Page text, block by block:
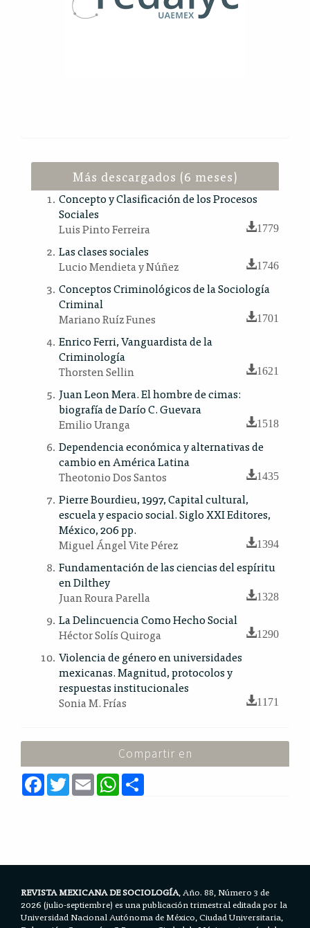
Más descargados (6 meses)
Concepto y Clasificación de los Procesos
Sociales
Luis Pinto Ferreira
1779
Las clases sociales
Lucio Mendieta y Núñez
1746
Conceptos Criminológicos de la Sociología
Criminal
Mariano Ruíz Funes
1701
Enrico Ferri, Vanguardista de la
Criminología
Thorsten Sellin
1621
Juan Leon Mera. El hombre de cimas:
biografía de Darío C. Guevara
Emilio Uranga
1518
Dependencia económica y alternativas de
cambio en América Latina
Theotonio Dos Santos
1435
Pierre Bourdieu, 1997, Capital cultural,
escuela y espacio social. Siglo XXI Editores,
México, 206 pp.
Miguel Ángel Vite Pérez
1394
Fundamentación de las ciencias del espíritu
en Dilthey
Juan Roura Parella
1328
La Delincuencia Como Hecho Social
Héctor Solís Quiroga
1290
Violencia de género en universidades
mexicanas. Magnitud, protocolos y
respuestas institucionales
Sonia M. Frías
1171
Compartir en
F
a
c
T
w
i
E
m
a
W
h
a
REVISTA MEXICANA DE SOCIOLOGÍA, Año. 88, Número 3 de
2026 (julio-septiembre) es una publicación trimestral editada por la
Universidad Nacional Autónoma de México, Ciudad Universitaria,